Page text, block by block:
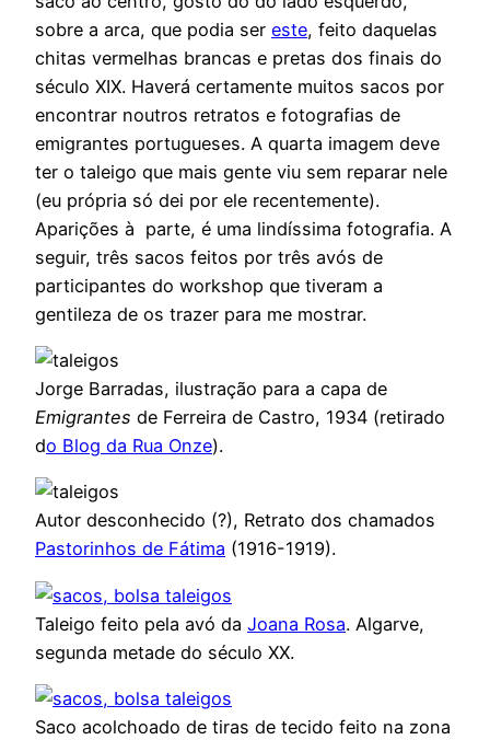
sobre a arca, que podia ser este, feito daquelas
chitas vermelhas brancas e pretas dos finais do
século XIX. Haverá certamente muitos sacos por
encontrar noutros retratos e fotografias de
emigrantes portugueses. A quarta imagem deve
ter o taleigo que mais gente viu sem reparar nele
(eu própria só dei por ele recentemente).
Aparições à parte, é uma lindíssima fotografia. A
seguir, três sacos feitos por três avós de
participantes do workshop que tiveram a
gentileza de os trazer para me mostrar.
Jorge Barradas, ilustração para a capa de
Emigrantes de Ferreira de Castro, 1934 (retirado
do Blog da Rua Onze).
Autor desconhecido (?), Retrato dos chamados
Pastorinhos de Fátima (1916-1919).
Taleigo feito pela avó da Joana Rosa. Algarve,
segunda metade do século XX.
Saco acolchoado de tiras de tecido feito na zona